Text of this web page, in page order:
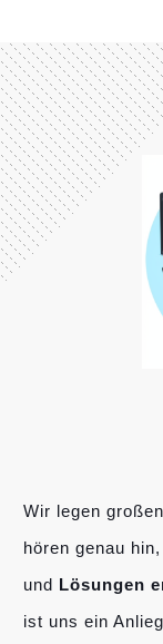
Wir legen
hören genau
und Lösungen
ist uns ein